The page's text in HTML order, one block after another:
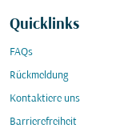
Quicklinks
FAQs
Rückmeldung
Kontaktiere uns
Barrierefreiheit